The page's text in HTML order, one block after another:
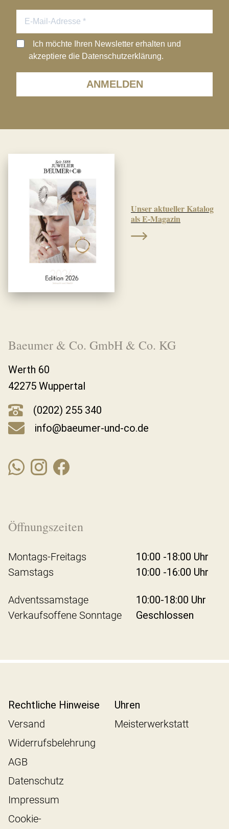
ANMELDEN
Ich möchte Ihren Newsletter erhalten und
akzeptiere die Datenschutzerklärung.
Unser aktueller Katalog
als E-Magazin
Baeumer & Co. GmbH & Co. KG
Werth 60
42275 Wuppertal
(0202) 255 340
info@baeumer-und-co.de
Öffnungszeiten
Montags-Freitags
10:00 -18:00 Uhr
Samstags
10:00 -16:00 Uhr
Adventssamstage
10:00-18:00 Uhr
Verkaufsoffene Sonntage
Geschlossen
Rechtliche Hinweise
Versand
Widerrufsbelehrung
AGB
Datenschutz
Impressum
Cookie-
Uhren
Meisterwerkstatt